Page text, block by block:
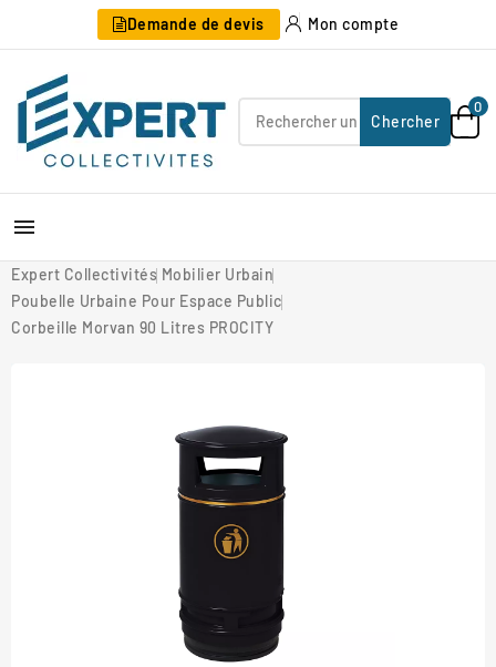
Demande de devis Mon compte
Chercher
0

Expert Collectivités Mobilier Urbain
Poubelle Urbaine Pour Espace Public
Corbeille Morvan 90 Litres PROCITY